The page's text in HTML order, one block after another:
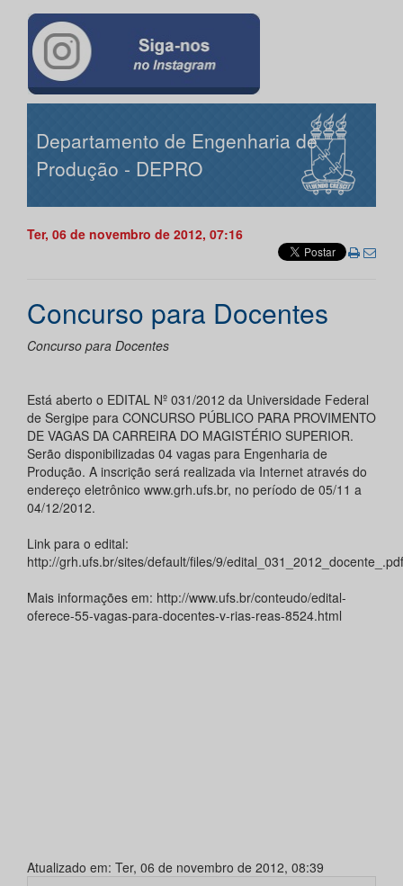
Departamento de Engenharia de
Produção - DEPRO
Ter, 06 de novembro de 2012, 07:16
Concurso para Docentes
Concurso para Docentes
Está aberto o EDITAL Nº 031/2012 da Universidade Federal
de Sergipe para CONCURSO PÚBLICO PARA PROVIMENTO
DE VAGAS DA CARREIRA DO MAGISTÉRIO SUPERIOR.
Serão disponibilizadas 04 vagas para Engenharia de
Produção. A inscrição será realizada via Internet através do
endereço eletrônico www.grh.ufs.br, no período de 05/11 a
04/12/2012.
Link para o edital:
http://grh.ufs.br/sites/default/files/9/edital_031_2012_docente_.pdf
Mais informações em: http://www.ufs.br/conteudo/edital-
oferece-55-vagas-para-docentes-v-rias-reas-8524.html
Atualizado em: Ter, 06 de novembro de 2012, 08:39